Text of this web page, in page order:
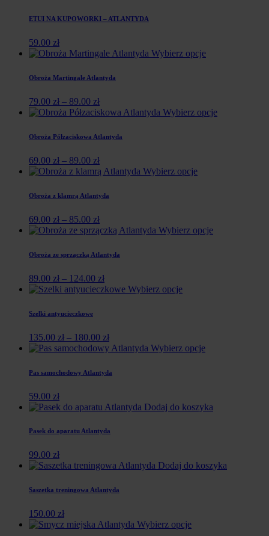
ETUI NA KUPOWORKI – ATLANTYDA
59.00 zł
Wybierz opcje
Obroża Martingale Atlantyda
79.00 zł – 89.00 zł
Wybierz opcje
Obroża Półzaciskowa Atlantyda
69.00 zł – 89.00 zł
Wybierz opcje
Obroża z klamrą Atlantyda
69.00 zł – 85.00 zł
Wybierz opcje
Obroża ze sprzączką Atlantyda
89.00 zł – 124.00 zł
Wybierz opcje
Szelki antyucieczkowe
135.00 zł – 180.00 zł
Wybierz opcje
Pas samochodowy Atlantyda
59.00 zł
Dodaj do koszyka
Pasek do aparatu Atlantyda
99.00 zł
Dodaj do koszyka
Saszetka treningowa Atlantyda
150.00 zł
Wybierz opcje